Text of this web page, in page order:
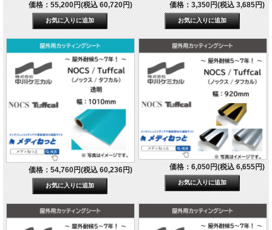
価格：55,200円(税込 60,720円) 価格：3,350円(税込 3,685円)
価格：54,760円(税込 60,236円) 価格：6,050円(税込 6,655円)